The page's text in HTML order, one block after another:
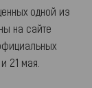
одной из
на сайте
21 мая.